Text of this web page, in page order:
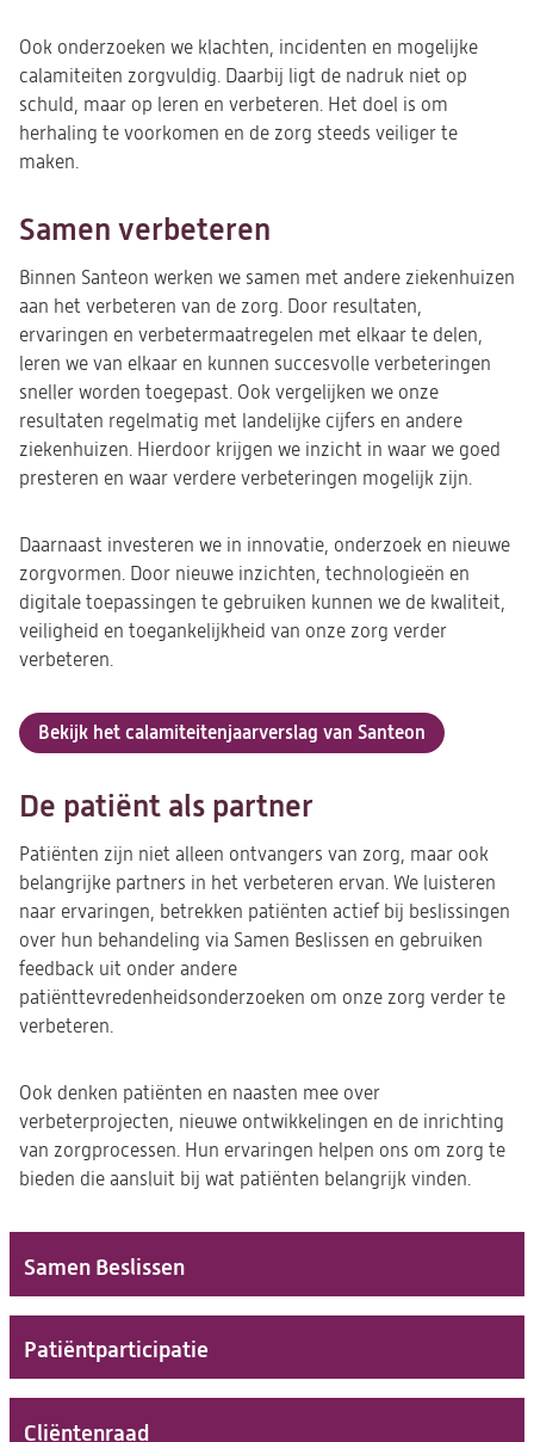
Ook onderzoeken we klachten, incidenten en mogelijke
calamiteiten zorgvuldig. Daarbij ligt de nadruk niet op
schuld, maar op leren en verbeteren. Het doel is om
herhaling te voorkomen en de zorg steeds veiliger te
maken.
Samen verbeteren
Binnen Santeon werken we samen met andere ziekenhuizen
aan het verbeteren van de zorg. Door resultaten,
ervaringen en verbetermaatregelen met elkaar te delen,
leren we van elkaar en kunnen succesvolle verbeteringen
sneller worden toegepast. Ook vergelijken we onze
resultaten regelmatig met landelijke cijfers en andere
ziekenhuizen. Hierdoor krijgen we inzicht in waar we goed
presteren en waar verdere verbeteringen mogelijk zijn.
Daarnaast investeren we in innovatie, onderzoek en nieuwe
zorgvormen. Door nieuwe inzichten, technologieën en
digitale toepassingen te gebruiken kunnen we de kwaliteit,
veiligheid en toegankelijkheid van onze zorg verder
verbeteren.
Bekijk het calamiteitenjaarverslag van Santeon
De patiënt als partner
Patiënten zijn niet alleen ontvangers van zorg, maar ook
belangrijke partners in het verbeteren ervan. We luisteren
naar ervaringen, betrekken patiënten actief bij beslissingen
over hun behandeling via Samen Beslissen en gebruiken
feedback uit onder andere
patiënttevredenheidsonderzoeken om onze zorg verder te
verbeteren.
Ook denken patiënten en naasten mee over
verbeterprojecten, nieuwe ontwikkelingen en de inrichting
van zorgprocessen. Hun ervaringen helpen ons om zorg te
bieden die aansluit bij wat patiënten belangrijk vinden.
Samen Beslissen
(opent
in
een
nieuwe
tab)
Patiëntparticipatie
Cliëntenraad